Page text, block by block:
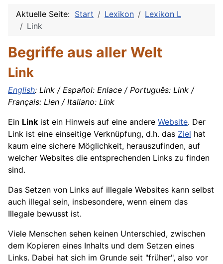
Aktuelle Seite: Start Lexikon
Lexikon L
Link
Begriffe aus aller Welt
Link
English: Link / Español: Enlace / Português: Link /
Français: Lien / Italiano: Link
Ein Link ist ein Hinweis auf eine andere Website. Der
Link ist eine einseitige Verknüpfung, d.h. das Ziel hat
kaum eine sichere Möglichkeit, herauszufinden, auf
welcher Websites die entsprechenden Links zu finden
sind.
Das Setzen von Links auf illegale Websites kann selbst
auch illegal sein, insbesondere, wenn einem das
Illegale bewusst ist.
Viele Menschen sehen keinen Unterschied, zwischen
dem Kopieren eines Inhalts und dem Setzen eines
Links. Dabei hat sich im Grunde seit "früher", also vor